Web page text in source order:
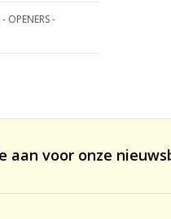
OPENERS -
aan voor onze